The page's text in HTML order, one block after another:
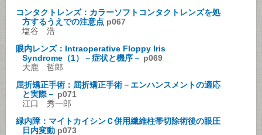
コンタクトレンズ：カラーソフトコンタクトレンズを処
方するうえでの注意点 p067
塩谷 浩
眼内レンズ：Intraoperative Floppy Iris
Syndrome（1）－症状と機序－ p069
大鹿 哲郎
屈折矯正手術：屈折矯正手術－エンハンスメントの適応
と実際－ p071
江口 秀一郎
緑内障：マイトカイシンＣ併用繊維柱帯切除術後の眼圧
日内変動 p073